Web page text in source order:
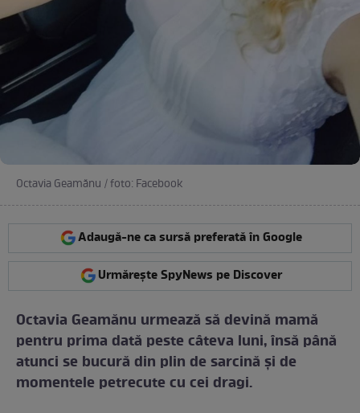
Octavia Geamănu / foto: Facebook
Adaugă-ne ca sursă preferată în Google
Urmărește SpyNews pe Discover
Octavia Geamănu urmează să devină mamă
pentru prima dată peste câteva luni, însă până
atunci se bucură din plin de sarcină și de
momentele petrecute cu cei dragi.